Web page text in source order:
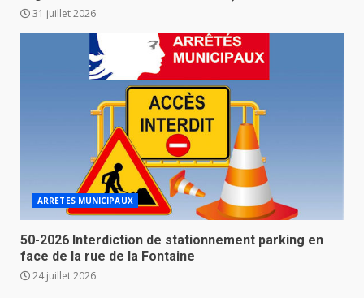
31 juillet 2026
ARRETES MUNICIPAUX
50-2026 Interdiction de stationnement parking en
face de la rue de la Fontaine
24 juillet 2026